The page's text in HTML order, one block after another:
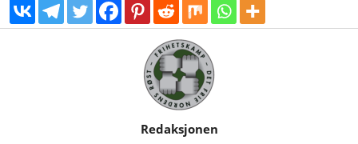
Redaksjonen